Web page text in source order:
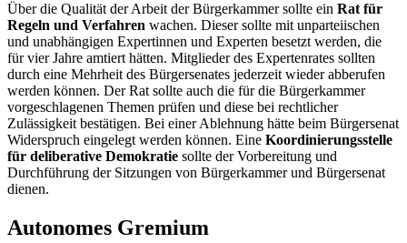
Über die Qualität der Arbeit der Bürgerkammer sollte ein Rat für
Regeln und Verfahren wachen. Dieser sollte mit unparteiischen
und unabhängigen Expertinnen und Experten besetzt werden, die
für vier Jahre amtiert hätten. Mitglieder des Expertenrates sollten
durch eine Mehrheit des Bürgersenates jederzeit wieder abberufen
werden können. Der Rat sollte auch die für die Bürgerkammer
vorgeschlagenen Themen prüfen und diese bei rechtlicher
Zulässigkeit bestätigen. Bei einer Ablehnung hätte beim Bürgersenat
Widerspruch eingelegt werden können. Eine Koordinierungsstelle
für deliberative Demokratie sollte der Vorbereitung und
Durchführung der Sitzungen von Bürgerkammer und Bürgersenat
dienen.
Autonomes Gremium